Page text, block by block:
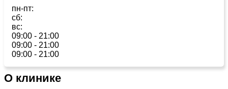
пн-пт:
сб:
вс:
09:00 - 21:00
09:00 - 21:00
09:00 - 21:00
О клинике